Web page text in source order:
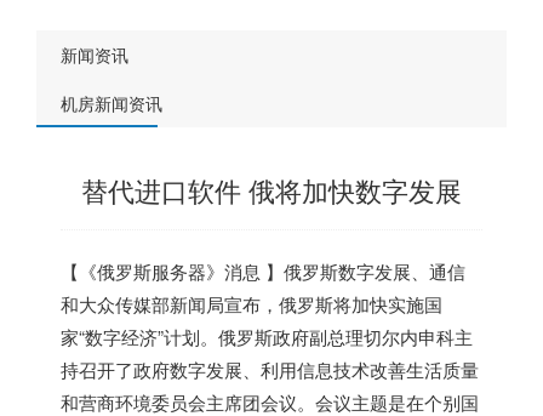
新闻资讯
机房新闻资讯
替代进口软件 俄将加快数字发展
【《俄罗斯服务器》消息 】俄罗斯数字发展、通信
和大众传媒部新闻局宣布，俄罗斯将加快实施国
家“数字经济”计划。俄罗斯政府副总理切尔内申科主
持召开了政府数字发展、利用信息技术改善生活质量
和营商环境委员会主席团会议。会议主题是在个别国